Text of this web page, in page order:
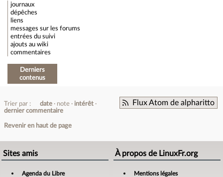
journaux
dépêches
liens
messages sur les forums
entrées du suivi
ajouts au wiki
commentaires
Derniers
contenus
Flux Atom de alpharitto
Trier par : date note
intérêt
dernier commentaire
Revenir en haut de page
Sites amis
Agenda du Libre
À propos de LinuxFr.org
Mentions légales